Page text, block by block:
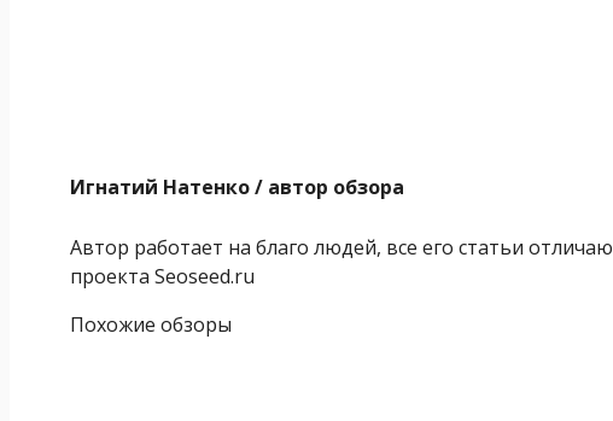
Игнатий Натенко/ автор обзора
Автор работает на благо людей, все его статьи
проекта Seoseed.ru
Похожие обзоры